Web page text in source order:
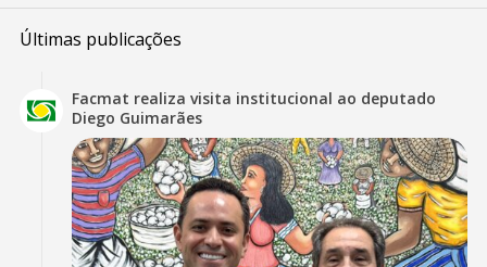
Últimas publicações
Facmat realiza visita institucional ao deputado
Diego Guimarães